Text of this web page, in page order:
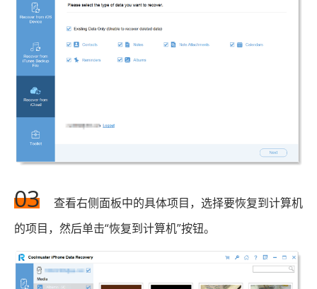
03
查看右侧面板中的具体项目，选择要恢复到计算机
的项目，然后单击“恢复到计算机”按钮。